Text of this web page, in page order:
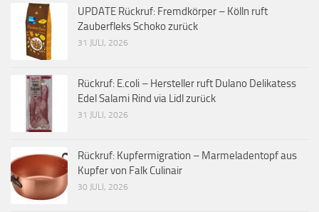
UPDATE Rückruf: Fremdkörper – Kölln ruft
Zauberfleks Schoko zurück
31 JULI, 2026
Rückruf: E.coli – Hersteller ruft Dulano Delikatess
Edel Salami Rind via Lidl zurück
31 JULI, 2026
Rückruf: Kupfermigration – Marmeladentopf aus
Kupfer von Falk Culinair
30 JULI, 2026